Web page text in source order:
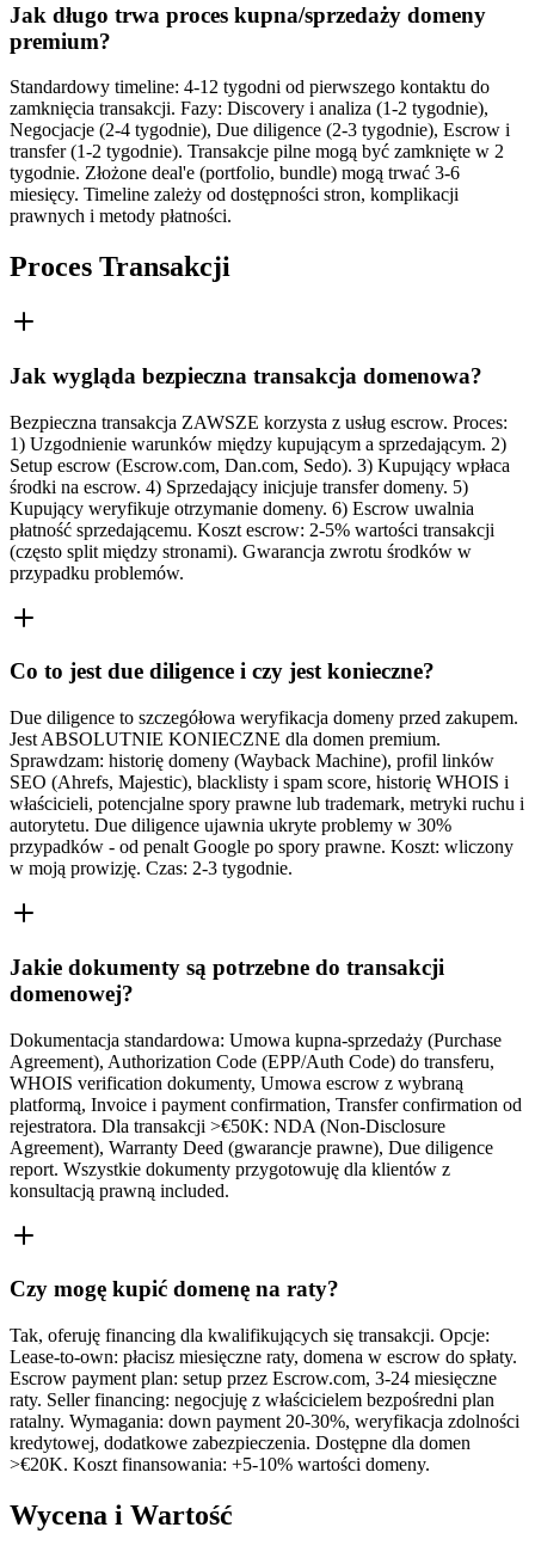
Jak długo trwa proces kupna/sprzedaży domeny
premium?
Standardowy timeline: 4-12 tygodni od pierwszego kontaktu do
zamknięcia transakcji. Fazy: Discovery i analiza (1-2 tygodnie),
Negocjacje (2-4 tygodnie), Due diligence (2-3 tygodnie), Escrow i
transfer (1-2 tygodnie). Transakcje pilne mogą być zamknięte w 2
tygodnie. Złożone deal'e (portfolio, bundle) mogą trwać 3-6
miesięcy. Timeline zależy od dostępności stron, komplikacji
prawnych i metody płatności.
Proces Transakcji
Jak wygląda bezpieczna transakcja domenowa?
Bezpieczna transakcja ZAWSZE korzysta z usług escrow. Proces:
1) Uzgodnienie warunków między kupującym a sprzedającym. 2)
Setup escrow (Escrow.com, Dan.com, Sedo). 3) Kupujący wpłaca
środki na escrow. 4) Sprzedający inicjuje transfer domeny. 5)
Kupujący weryfikuje otrzymanie domeny. 6) Escrow uwalnia
płatność sprzedającemu. Koszt escrow: 2-5% wartości transakcji
(często split między stronami). Gwarancja zwrotu środków w
przypadku problemów.
Co to jest due diligence i czy jest konieczne?
Due diligence to szczegółowa weryfikacja domeny przed zakupem.
Jest ABSOLUTNIE KONIECZNE dla domen premium.
Sprawdzam: historię domeny (Wayback Machine), profil linków
SEO (Ahrefs, Majestic), blacklisty i spam score, historię WHOIS i
właścicieli, potencjalne spory prawne lub trademark, metryki ruchu i
autorytetu. Due diligence ujawnia ukryte problemy w 30%
przypadków - od penalt Google po spory prawne. Koszt: wliczony
w moją prowizję. Czas: 2-3 tygodnie.
Jakie dokumenty są potrzebne do transakcji
domenowej?
Dokumentacja standardowa: Umowa kupna-sprzedaży (Purchase
Agreement), Authorization Code (EPP/Auth Code) do transferu,
WHOIS verification dokumenty, Umowa escrow z wybraną
platformą, Invoice i payment confirmation, Transfer confirmation od
rejestratora. Dla transakcji >€50K: NDA (Non-Disclosure
Agreement), Warranty Deed (gwarancje prawne), Due diligence
report. Wszystkie dokumenty przygotowuję dla klientów z
konsultacją prawną included.
Czy mogę kupić domenę na raty?
Tak, oferuję financing dla kwalifikujących się transakcji. Opcje:
Lease-to-own: płacisz miesięczne raty, domena w escrow do spłaty.
Escrow payment plan: setup przez Escrow.com, 3-24 miesięczne
raty. Seller financing: negocjuję z właścicielem bezpośredni plan
ratalny. Wymagania: down payment 20-30%, weryfikacja zdolności
kredytowej, dodatkowe zabezpieczenia. Dostępne dla domen
>€20K. Koszt finansowania: +5-10% wartości domeny.
Wycena i Wartość